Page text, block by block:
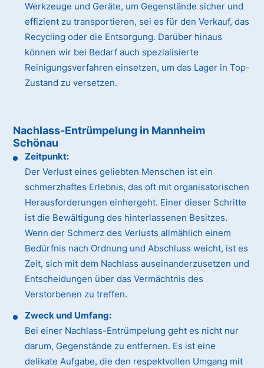
Werkzeuge und Geräte, um Gegenstände sicher und
effizient zu transportieren, sei es für den Verkauf, das
Recycling oder die Entsorgung. Darüber hinaus
können wir bei Bedarf auch spezialisierte
Reinigungsverfahren einsetzen, um das Lager in Top-
Zustand zu versetzen.
Nachlass-Entrümpelung in Mannheim
Schönau
Zeitpunkt:
Der Verlust eines geliebten Menschen ist ein
schmerzhaftes Erlebnis, das oft mit organisatorischen
Herausforderungen einhergeht. Einer dieser Schritte
ist die Bewältigung des hinterlassenen Besitzes.
Wenn der Schmerz des Verlusts allmählich einem
Bedürfnis nach Ordnung und Abschluss weicht, ist es
Zeit, sich mit dem Nachlass auseinanderzusetzen und
Entscheidungen über das Vermächtnis des
Verstorbenen zu treffen.
Zweck und Umfang:
Bei einer Nachlass-Entrümpelung geht es nicht nur
darum, Gegenstände zu entfernen. Es ist eine
delikate Aufgabe, die den respektvollen Umgang mit